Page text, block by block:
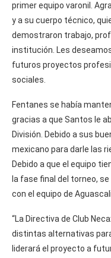
primer equipo varonil.
y a su cuerpo técnico,
demostraron trabajo,
institución. Les
futuros proyectos
sociales.
Fentanes se había
gracias a que Santos le
División. Debido a sus
mexicano para darle las
Debido a que el equipo
la fase final del torneo,
con el equipo de
“La Directiva de Club
distintas alternativas
liderará el proyecto a